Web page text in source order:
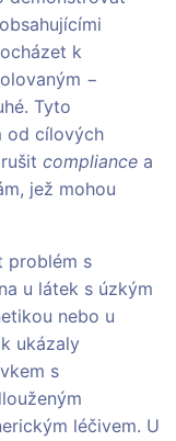
k
−
Tyto
od cílových
compliance a
jež mohou
problém s
u látek s úzkým
nebo u
ukázaly
s
léčivem. U